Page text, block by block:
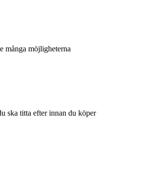
många möjligheterna
ska titta efter innan du köper